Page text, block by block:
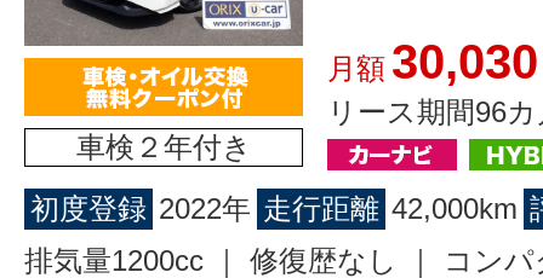
車検２年付き
月額 30,030
リース期間96
初度登録 2022年 走行距離 42,000km
排気量1200cc ｜ 修復歴なし ｜ コン